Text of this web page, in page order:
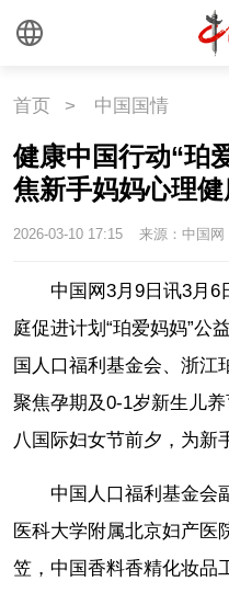
首页 > 中国国情
健康中国行动“珀
焦新手妈妈心理
2026-03-10 17:15 来源：中国网
中国网3月9日讯3月
庭促进计划“珀爱妈妈”公
国人口福利基金会、浙江
聚焦孕期及0-1岁新生儿
八国际妇女节前夕，为新
中国人口福利基金会
医科大学附属北京妇产医
笠，中国香料香精化妆品